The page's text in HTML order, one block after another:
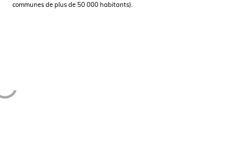
communes de plus de 50 000 habitants).